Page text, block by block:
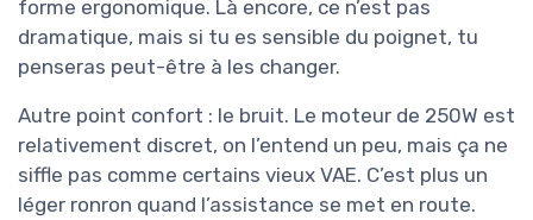
forme ergonomique. Là encore, ce n’est pas
dramatique, mais si tu es sensible du poignet, tu
penseras peut-être à les changer.
Autre point confort : le bruit. Le moteur de 250W est
relativement discret, on l’entend un peu, mais ça ne
siffle pas comme certains vieux VAE. C’est plus un
léger ronron quand l’assistance se met en route.